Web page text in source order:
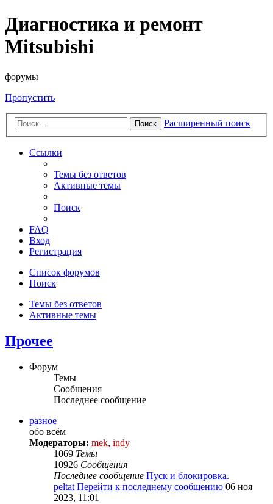
Диагностика и ремонт
Mitsubishi
форумы
Пропустить
Поиск Расширенный поиск
Ссылки
Темы без ответов
Активные темы
Поиск
FAQ
Вход
Регистрация
Список форумов
Поиск
Темы без ответов
Активные темы
Прочее
Форум
Темы
Сообщения
Последнее сообщение
разное
обо всём
Модераторы: mek, indy
1069 Темы
10926 Сообщения
Последнее сообщение Пуск и блокировка.
peltat Перейти к последнему сообщению 06 ноя
2023, 11:01